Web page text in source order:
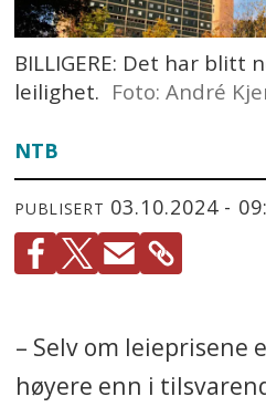
BILLIGERE: Det har blitt
leilighet. Foto: André
NTB
PUBLISERT 03.10.2024 -
– Selv om leieprisene
høyere enn i